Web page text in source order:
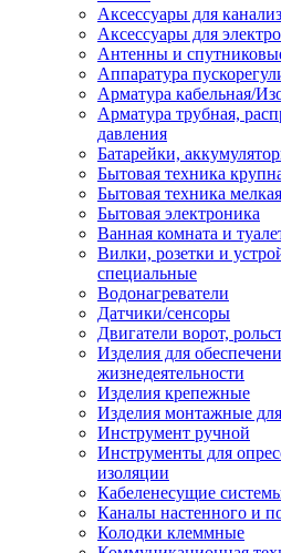
Аксессуары для
Аксессуары для
Антенны и
Аппаратура
Арматура кабельная/
Арматура трубная,
давления
Батарейки,
Бытовая техника
Бытовая техника мелкая
Бытовая электроника
Ванная комната и
Вилки, розетки и
специальные
Водонагреватели
Датчики/сенсоры
Двигатели ворот,
Изделия для
жизнедеятельности
Изделия крепежные
Изделия монтажные
Инструмент ручной
Инструменты для
изоляции
Кабеленесущие
Каналы настенного и
Колодки клеммные